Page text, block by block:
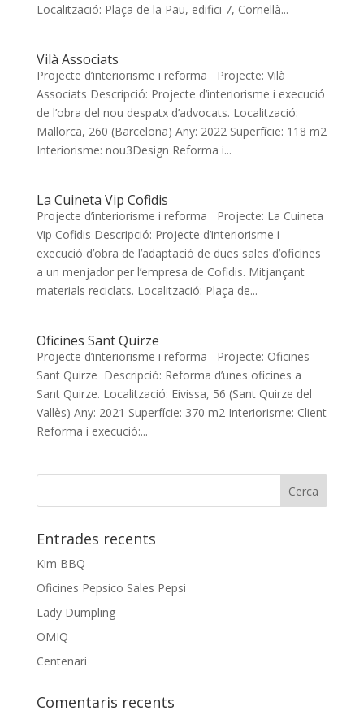
Localització: Plaça de la Pau, edifici 7, Cornellà...
Vilà Associats
Projecte d’interiorisme i reforma Projecte: Vilà
Associats Descripció: Projecte d’interiorisme i execució
de l’obra del nou despatx d’advocats. Localització:
Mallorca, 260 (Barcelona) Any: 2022 Superfície: 118 m2
Interiorisme: nou3Design Reforma i...
La Cuineta Vip Cofidis
Projecte d’interiorisme i reforma Projecte: La Cuineta
Vip Cofidis Descripció: Projecte d’interiorisme i
execució d’obra de l’adaptació de dues sales d’oficines
a un menjador per l’empresa de Cofidis. Mitjançant
materials reciclats. Localització: Plaça de...
Oficines Sant Quirze
Projecte d’interiorisme i reforma Projecte: Oficines
Sant Quirze Descripció: Reforma d’unes oficines a
Sant Quirze. Localització: Eivissa, 56 (Sant Quirze del
Vallès) Any: 2021 Superfície: 370 m2 Interiorisme: Client
Reforma i execució:...
Entrades recents
Kim BBQ
Oficines Pepsico Sales Pepsi
Lady Dumpling
OMIQ
Centenari
Comentaris recents